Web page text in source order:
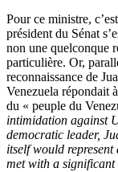
Pour ce ministre,
président du Sénat
non une quelconque
particulière. Or,
reconnaissance de
Venezuela répondait
du « peuple du
intimidation against
democratic leader,
itself would
met with a significant